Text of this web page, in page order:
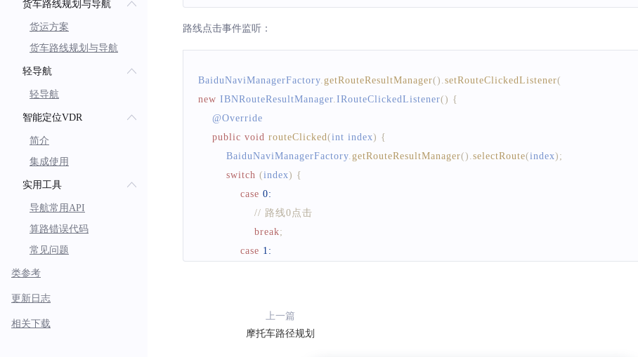
货车路线规划与导航
货运方案
货车路线规划与导航
轻导航
轻导航
智能定位VDR
简介
集成使用
实用工具
导航常用API
算路错误代码
常见问题
类参考
更新日志
相关下载
* @param  viewGroup 添加小黄条的容器
*/
/**
* 移出小黄条
void removeYellowTipsFromContainer ()
* 根据路线索引选择路线
selectRoute(int index
fullView();
    @
Override
路线点击事件监听：
BaiduNaviManagerFactory getRouteResultManager() setRouteClickedListener(
new IBNRouteResultManager IRouteClickedListener() {
    @
Override
public void routeClicked(int index) {
BaiduNaviManagerFactory getRouteResultManager() selectRoute(index) ;
switch (index) {
case 0:
// 路线0点击
break;
case 1 :
// 路线2点击
上一篇
摩托车路径规划